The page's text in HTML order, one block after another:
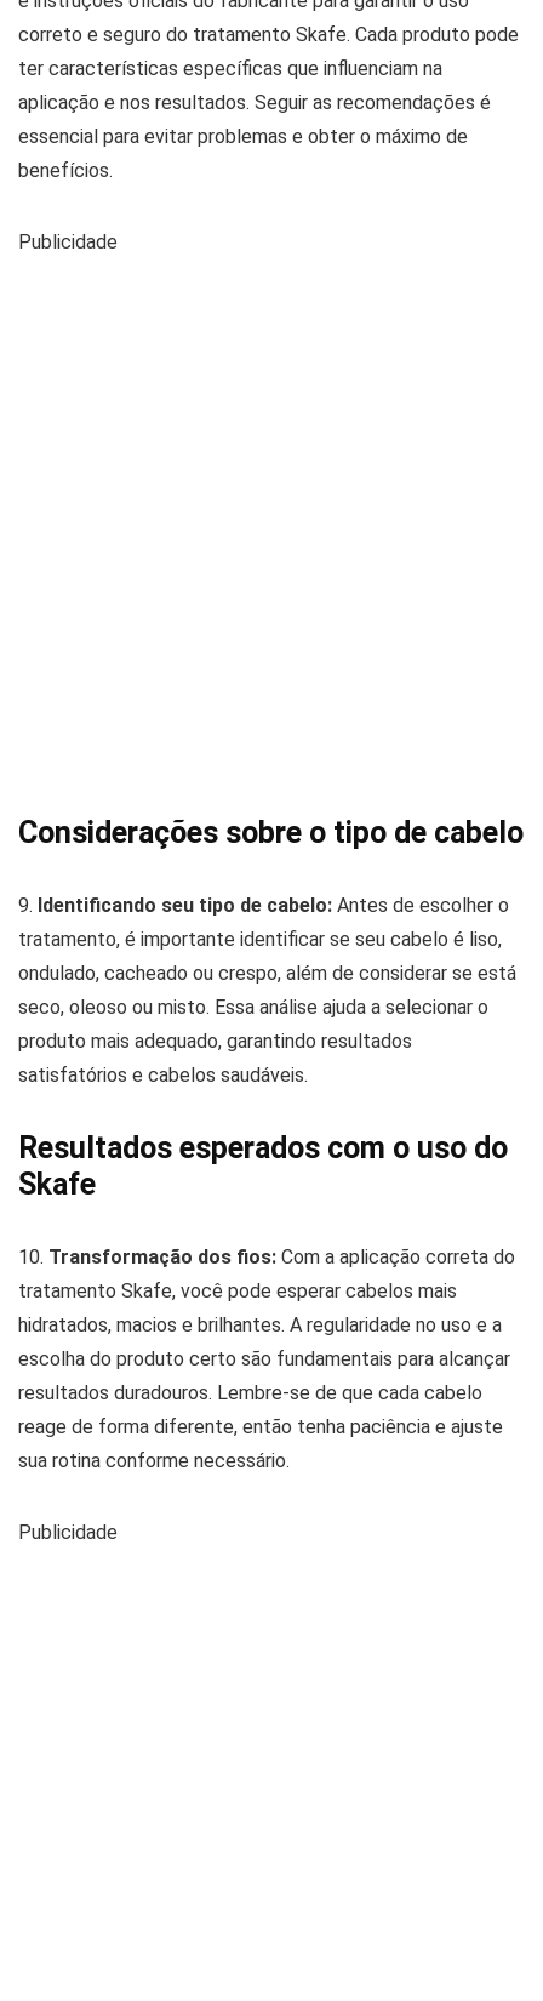
correto e seguro do tratamento Skafe. Cada produto pode
ter características específicas que influenciam na
aplicação e nos resultados. Seguir as recomendações é
essencial para evitar problemas e obter o máximo de
benefícios.
Publicidade
Considerações sobre o tipo de cabelo
9. Identificando seu tipo de cabelo: Antes de escolher o
tratamento, é importante identificar se seu cabelo é liso,
ondulado, cacheado ou crespo, além de considerar se está
seco, oleoso ou misto. Essa análise ajuda a selecionar o
produto mais adequado, garantindo resultados
satisfatórios e cabelos saudáveis.
Resultados esperados com o uso do
Skafe
10. Transformação dos fios: Com a aplicação correta do
tratamento Skafe, você pode esperar cabelos mais
hidratados, macios e brilhantes. A regularidade no uso e a
escolha do produto certo são fundamentais para alcançar
resultados duradouros. Lembre-se de que cada cabelo
reage de forma diferente, então tenha paciência e ajuste
sua rotina conforme necessário.
Publicidade